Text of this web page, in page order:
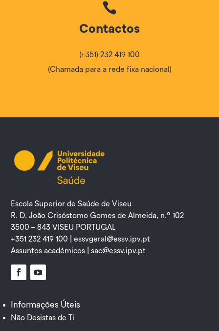

Contactos
(+351) 232 419 100
(Chamada para a rede fixa nacional)
Escola Superior de Saúde de Viseu
R. D. João Crisóstomo Gomes de Almeida, n.º 102
3500 – 843 VISEU PORTUGAL
+351 232 419 100 |essvgeral@essv.ipv.pt
Assuntos académicos |sac@essv.ipv.pt
Informações Úteis
Não Desistas de Ti